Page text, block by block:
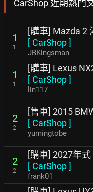
CarShop 近期熱門
1
1
[購車] Mazda 2
[ CarShop]
JBKingsman
1
1
[購車] Lexus
[ CarShop]
lin117
2
2
[售車] 2015
[ CarShop]
yumingtobe
2
2
[購車] 2027年
[ CarShop]
frank01